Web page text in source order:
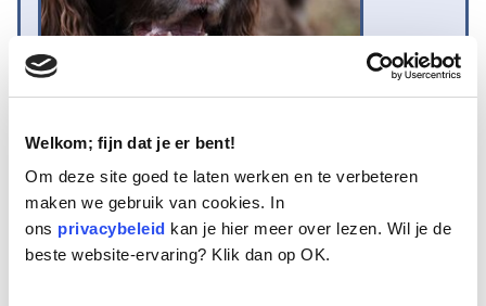
Welkom; fijn dat je er bent!
Om deze site goed te laten werken en te verbeteren
maken we gebruik van cookies. In
ons privacybeleid kan je hier meer over lezen. Wil je de
beste website-ervaring? Klik dan op OK.
Naam: Quinty
Leeftijd: 13
Ras/type: Engelse Springer Spaniel